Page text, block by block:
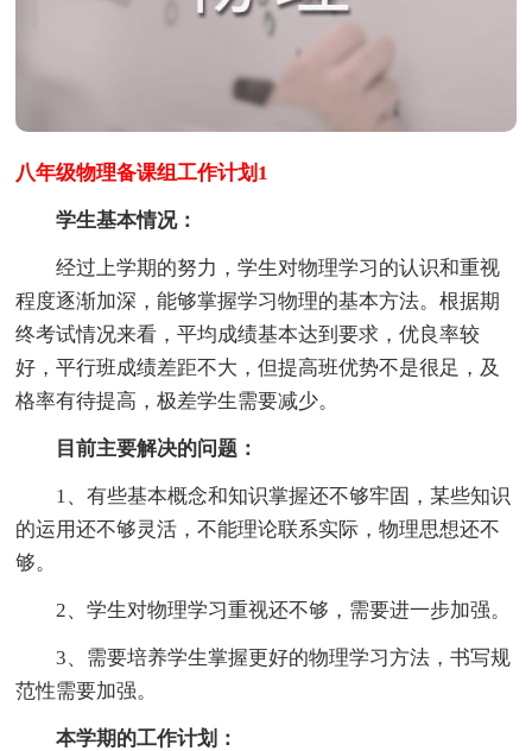
八年级物理备课组工作计划1
学生基本情况：
经过上学期的努力，学生对物理学习的认识和重视
程度逐渐加深，能够掌握学习物理的基本方法。根据期
终考试情况来看，平均成绩基本达到要求，优良率较
好，平行班成绩差距不大，但提高班优势不是很足，及
格率有待提高，极差学生需要减少。
目前主要解决的问题：
1、有些基本概念和知识掌握还不够牢固，某些知识
的运用还不够灵活，不能理论联系实际，物理思想还不
够。
2、学生对物理学习重视还不够，需要进一步加强。
3、需要培养学生掌握更好的物理学习方法，书写规
范性需要加强。
本学期的工作计划：